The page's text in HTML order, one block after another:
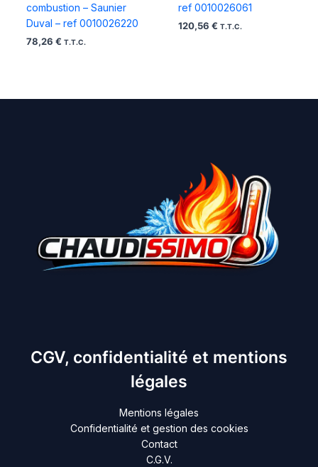
combustion – Saunier
Duval – ref 0010026220
78,26 € T.T.C.
ref 0010026061
120,56 € T.T.C.
CGV, confidentialité et mentions
légales
Mentions légales
Confidentialité et gestion des cookies
Contact
C.G.V.